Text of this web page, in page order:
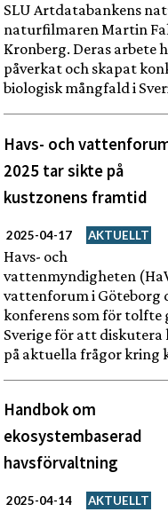
SLU Artdatabankens
naturfilmaren Martin
Kronberg. Deras arbete
påverkat och skapat
biologisk mångfald i
Havs- och
2025 tar sikte på
kustzonens framtid
2025-04-17 AKTUELLT
Havs- och
vattenmyndigheten
vattenforum i Göteborg
konferens som för tolfte
Sverige för att
på aktuella frågor kring
Handbok om
ekosystembaserad
havsförvaltning
2025-04-14 AKTUELLT